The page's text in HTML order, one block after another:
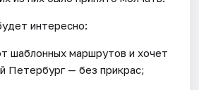
интересно:
шаблонных маршрутов и хочет
Петербург — без прикрас;